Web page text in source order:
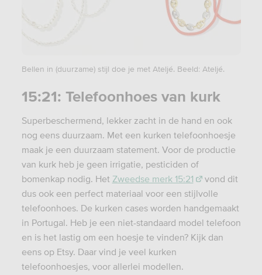
Bellen in (duurzame) stijl doe je met Ateljé. Beeld: Ateljé.
15:21: Telefoonhoes van kurk
Superbeschermend, lekker zacht in de hand en ook
nog eens duurzaam. Met een kurken telefoonhoesje
maak je een duurzaam statement. Voor de productie
van kurk heb je geen irrigatie, pesticiden of
bomenkap nodig. Het Zweedse merk 15:21
vond dit
dus ook een perfect materiaal voor een stijlvolle
telefoonhoes. De kurken cases worden handgemaakt
in Portugal. Heb je een niet-standaard model telefoon
en is het lastig om een hoesje te vinden? Kijk dan
eens op Etsy. Daar vind je veel kurken
telefoonhoesjes, voor allerlei modellen.